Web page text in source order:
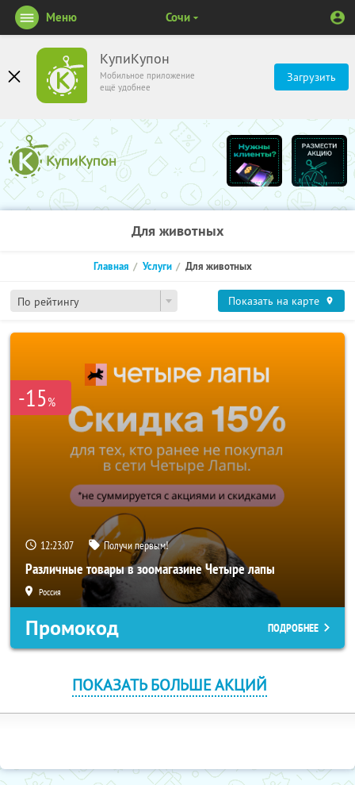
КупиКупон
Мобильное приложение
ещё удобнее
Загрузить
Меню Сочи
Для животных
По рейтингу
Главная Услуги Для животных
Показать на карте
-15%
12:23:06 Получи первым!
Различные товары в зоомагазине Четыре лапы
Россия
Промокод ПОДРОБНЕЕ
ПОКАЗАТЬ БОЛЬШЕ АКЦИЙ